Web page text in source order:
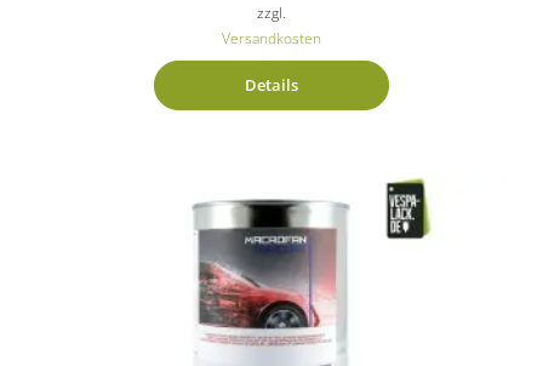
zzgl.
Versandkosten
Details